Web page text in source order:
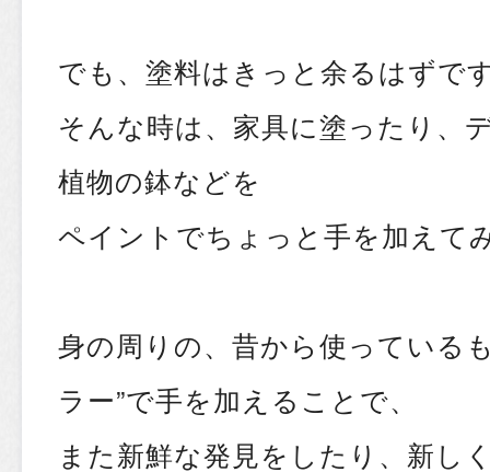
でも、塗料はきっと余るはずで
そんな時は、家具に塗ったり、
植物の鉢などを
ペイントでちょっと手を加えて
身の周りの、昔から使っている
ラー”で手を加えることで、
また新鮮な発見をしたり、新し